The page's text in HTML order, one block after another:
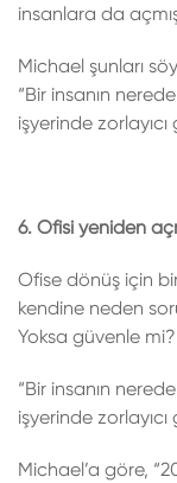
insanlara da
Michael şunları
“Bir insanın
işyerinde
6. Ofisi yeniden
Ofise dönüş için
kendine neden
Yoksa güvenle mi?
“Bir insanın
işyerinde
Michael’a göre,